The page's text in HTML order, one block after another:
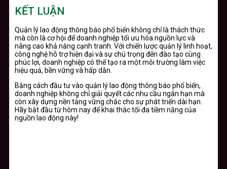
KẾT LUẬN
Quản lý lao động thông báo phổ biến không chỉ là thách thức
mà còn là cơ hội để doanh nghiệp tối ưu hóa nguồn lực và
nâng cao khả năng cạnh tranh. Với chiến lược quản lý linh hoạt,
công nghệ hỗ trợ hiện đại và sự chú trọng đến đào tạo cùng
phúc lợi, doanh nghiệp có thể tạo ra một môi trường làm việc
hiệu quả, bền vững và hấp dẫn.
Bằng cách đầu tư vào quản lý lao động thông báo phổ biến,
doanh nghiệp không chỉ giải quyết các nhu cầu ngắn hạn mà
còn xây dựng nền tảng vững chắc cho sự phát triển dài hạn.
Hãy bắt đầu từ hôm nay để khai thác tối đa tiềm năng của
nguồn lao động này!